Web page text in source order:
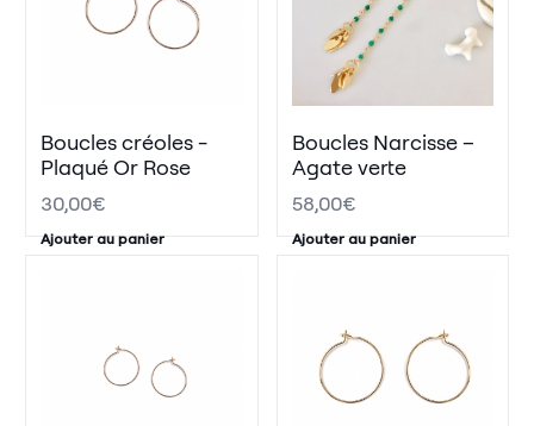
Boucles créoles -
Plaqué Or Rose
30,00€
Ajouter au panier
Boucles Narcisse –
Agate verte
58,00€
Ajouter au panier